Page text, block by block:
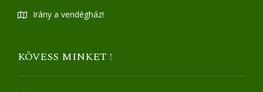
Irány a vendégház!
KÖVESS MINKET !